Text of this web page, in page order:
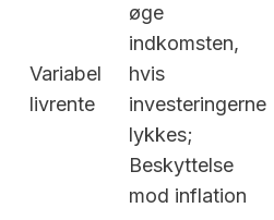
Variabel
livrente
øge
indkomsten,
hvis
investeringerne
lykkes;
Beskyttelse
mod inflation